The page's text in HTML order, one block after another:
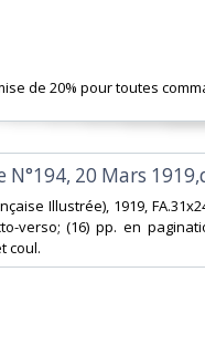
de 20% pour toutes
20 Mars
Illustrée), 1919,
verso; (16) pp. en
coul.